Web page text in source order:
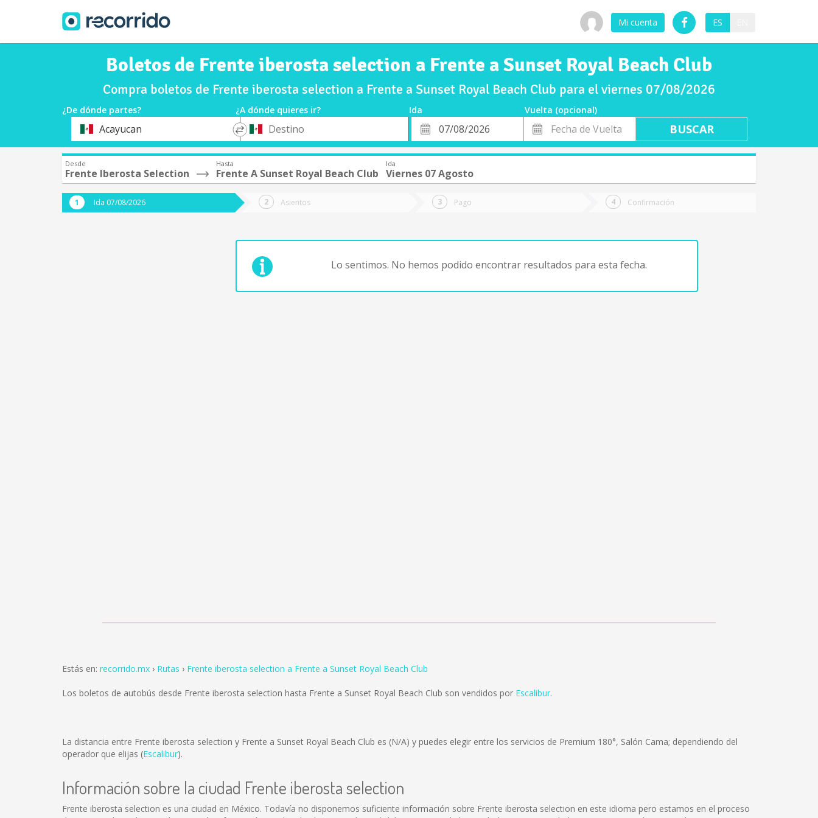
Mi cuenta ES
Boletos de Frente iberosta selection a Frente a Sunset Royal Beach Club
Compra boletos de Frente iberosta selection a Frente a Sunset Royal Beach Club para el viernes 07/08/2026
¿De dónde partes? ¿A dónde quieres ir? Ida
Vuelta (opcional)
OrigenAcayucan
*
Destino
Fecha
de
Fecha
de
Vuelta
Desde
Frente Iberosta Selection
Hasta
Frente A Sunset Royal Beach Club
Ida
Viernes 07 Agosto
Ida 07/08/2026 Asientos Pago Confirmación
Lo sentimos. No hemos podido encontrar resultados para esta fecha.
Estás en: recorrido.mx Rutas Frente iberosta selection a Frente a Sunset Royal Beach Club
Los boletos de autobús desde Frente iberosta selection hasta Frente a Sunset Royal Beach Club son vendidos por Escalibur.
La distancia entre Frente iberosta selection y Frente a Sunset Royal Beach Club es (N/A) y puedes elegir entre los servicios de Premium 180°, Salón Cama; dependiendo del
operador que elijas (Escalibur).
Información sobre la ciudad Frente iberosta selection
Frente iberosta selection es una ciudad en México. Todavía no disponemos suficiente información sobre Frente iberosta selection en este idioma pero estamos en el proceso